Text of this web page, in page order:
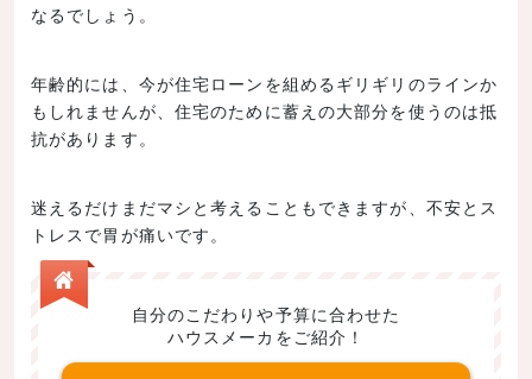
なるでしょう。
年齢的には、今が住宅ローンを組めるギリギリのラインか
もしれませんが、住宅のために蓄えの大部分を使うのは抵
抗があります。
迷えるだけまだマシと考えることもできますが、不安とス
トレスで胃が痛いです。
自分のこだわりや予算に合わせた
ハウスメーカをご紹介！